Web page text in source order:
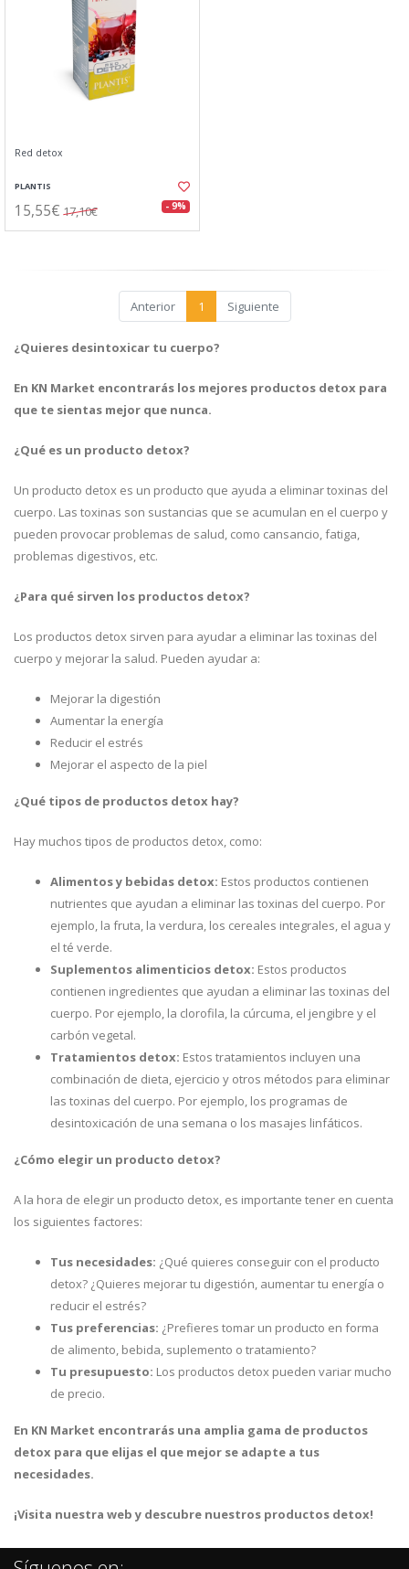
Red detox
PLANTIS
15,55€ 17,10€ - 9%
Anterior 1 Siguiente
¿Quieres desintoxicar tu cuerpo?
En KN Market encontrarás los mejores productos detox para
que te sientas mejor que nunca.
¿Qué es un producto detox?
Un producto detox es un producto que ayuda a eliminar toxinas del
cuerpo. Las toxinas son sustancias que se acumulan en el cuerpo y
pueden provocar problemas de salud, como cansancio, fatiga,
problemas digestivos, etc.
¿Para qué sirven los productos detox?
Los productos detox sirven para ayudar a eliminar las toxinas del
cuerpo y mejorar la salud. Pueden ayudar a:
Mejorar la digestión
Aumentar la energía
Reducir el estrés
Mejorar el aspecto de la piel
¿Qué tipos de productos detox hay?
Hay muchos tipos de productos detox, como:
Alimentos y bebidas detox: Estos productos contienen
nutrientes que ayudan a eliminar las toxinas del cuerpo. Por
ejemplo, la fruta, la verdura, los cereales integrales, el agua y
el té verde.
Suplementos alimenticios detox: Estos productos
contienen ingredientes que ayudan a eliminar las toxinas del
cuerpo. Por ejemplo, la clorofila, la cúrcuma, el jengibre y el
carbón vegetal.
Tratamientos detox: Estos tratamientos incluyen una
combinación de dieta, ejercicio y otros métodos para eliminar
las toxinas del cuerpo. Por ejemplo, los programas de
desintoxicación de una semana o los masajes linfáticos.
¿Cómo elegir un producto detox?
A la hora de elegir un producto detox, es importante tener en cuenta
los siguientes factores:
Tus necesidades: ¿Qué quieres conseguir con el producto
detox? ¿Quieres mejorar tu digestión, aumentar tu energía o
reducir el estrés?
Tus preferencias: ¿Prefieres tomar un producto en forma
de alimento, bebida, suplemento o tratamiento?
Tu presupuesto: Los productos detox pueden variar mucho
de precio.
En KN Market encontrarás una amplia gama de productos
detox para que elijas el que mejor se adapte a tus
necesidades.
¡Visita nuestra web y descubre nuestros productos detox!